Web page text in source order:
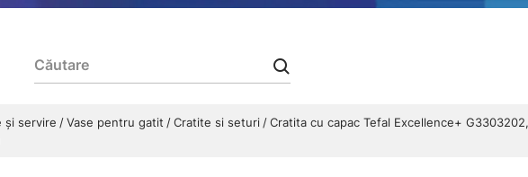
și servire Vase pentru gatit Cratite si seturi
Cratita cu capac Tefal Excellence+